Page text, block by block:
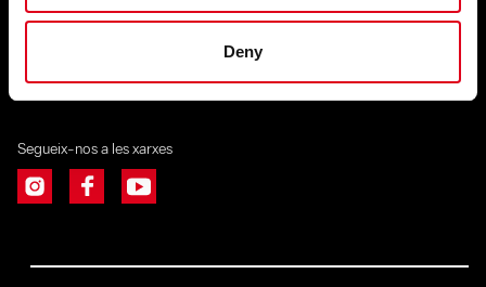
Deny
Presentació de propostes escèniques:
programacio@fundaciojoanbrossa.cat
Segueix-nos a les xarxes